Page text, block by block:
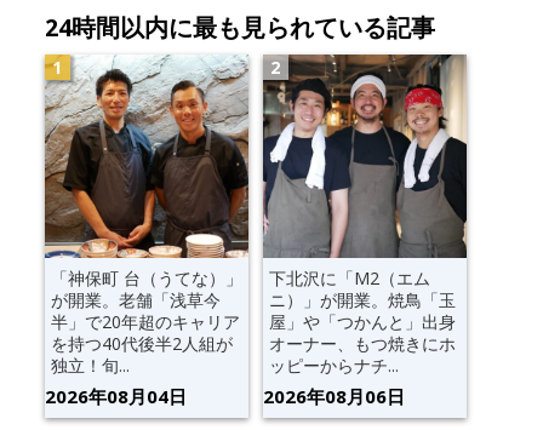
24時間以内に最も見られている記事
「神保町 台（うてな）」
が開業。老舗「浅草今
半」で20年超のキャリア
を持つ40代後半2人組が
独立！旬...
2026年08月04日
下北沢に「M2（エム
ニ）」が開業。焼鳥「玉
屋」や「つかんと」出身
オーナー、もつ焼きにホ
ッピーからナチ...
2026年08月06日